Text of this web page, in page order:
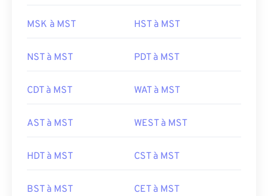
MSK à MST HST à MST
NST à MST PDT à MST
CDT à MST WAT à MST
AST à MST WEST à MST
HDT à MST CST à MST
BST à MST CET à MST